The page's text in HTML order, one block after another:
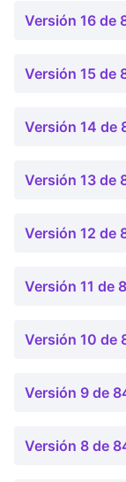
Versión 16 de
Versión 15 de
Versión 14 de
Versión 13 de
Versión 12 de
Versión 11 de
Versión 10 de
Versión 9 de
Versión 8 de